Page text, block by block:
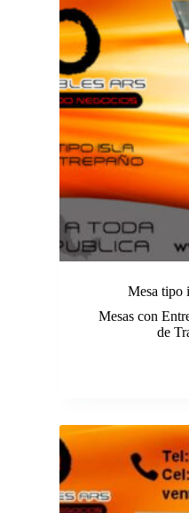
Mesa tipo
Mesas con
de